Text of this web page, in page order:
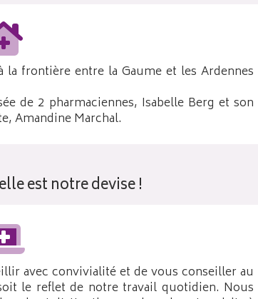
la frontière entre la Gaume et les Ardennes
de 2 pharmaciennes, Isabelle Berg et son
Amandine Marchal.
est notre devise !
avec convivialité et de vous conseiller au
le reflet de notre travail quotidien. Nous